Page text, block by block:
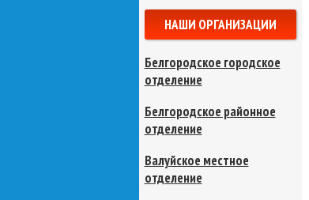
НАШИ ОРГАНИЗАЦИИ
Белгородское городское
отделение
Белгородское районное
отделение
Валуйское местное
отделение